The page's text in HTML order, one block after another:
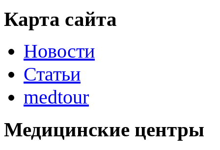
Карта сайта
Новости
Статьи
medtour
Медицинские центры